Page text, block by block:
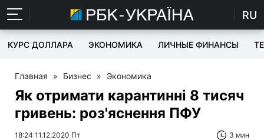
RU
КУРС ДОЛЛАРА ЭКОНОМИКА ЛИЧНЫЕ ФИНАНСЫ
Главная » Бизнес » Экономика
Як отримати карантинні 8 тисяч
гривень: роз'яснення ПФУ
18:24 11.12.2020 Пт 3 мин